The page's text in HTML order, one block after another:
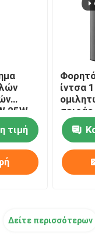
25W
τιμή
ίντσα
Δείτε περισσότερων